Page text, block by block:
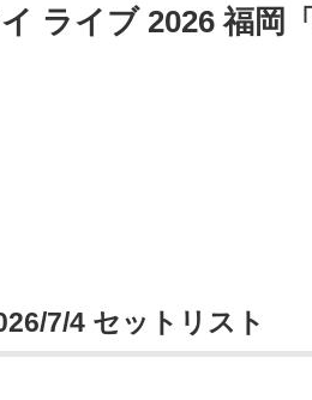
ライブ 2026 福岡
7/4 セットリスト